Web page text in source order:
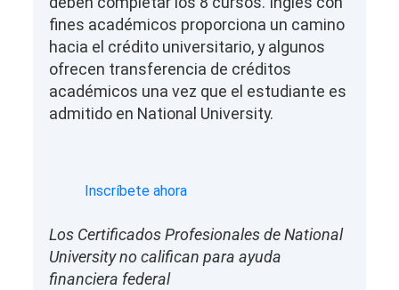
fines académicos proporciona un camino
hacia el crédito universitario, y algunos
ofrecen transferencia de créditos
académicos una vez que el estudiante es
admitido en National University.
Inscríbete ahora
Los Certificados Profesionales de National
University no califican para ayuda
financiera federal